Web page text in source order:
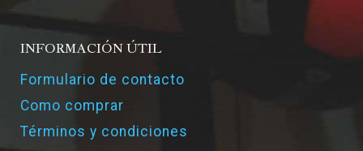
INFORMACIÓN ÚTIL
Formulario de contacto
Como comprar
Términos y condiciones